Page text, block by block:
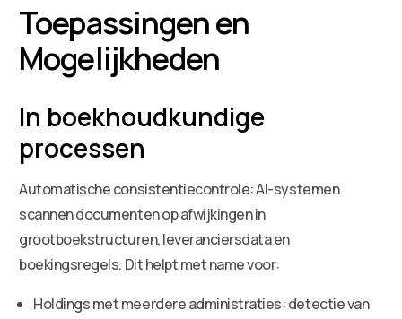
Toepassingen en
Mogelijkheden
In boekhoudkundige
processen
Automatische consistentiecontrole: AI-systemen
scannen documenten op afwijkingen in
grootboekstructuren, leveranciersdata en
boekingsregels. Dit helpt met name voor:
Holdings met meerdere administraties: detectie van